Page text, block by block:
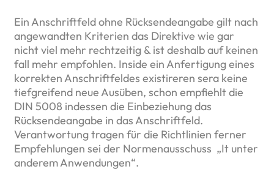
Ein Anschriftfeld ohne Rücksendeangabe gilt nach
angewandten Kriterien das Direktive wie gar
nicht viel mehr rechtzeitig & ist deshalb auf keinen
fall mehr empfohlen. Inside ein Anfertigung eines
korrekten Anschriftfeldes existireren sera keine
tiefgreifend neue Ausüben, schon empfiehlt die
DIN 5008 indessen die Einbeziehung das
Rücksendeangabe in das Anschriftfeld.
Verantwortung tragen für die Richtlinien ferner
Empfehlungen sei der Normenausschuss „It unter
anderem Anwendungen“.